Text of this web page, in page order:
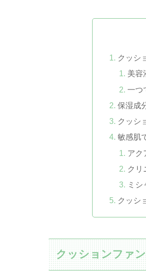
クッシ
美容
一つ
保湿成
クッシ
敏感肌
アク
クリ
ミ
クッシ
クッションファ